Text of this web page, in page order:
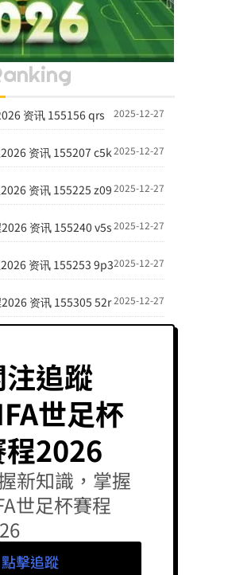
资讯 155156 qrs 2025-12-27
资讯 155207 c5k2025-12-27
资讯 155225 z092025-12-27
资讯 155240 v5s2025-12-27
资讯 155253 9p32025-12-27
资讯 155305 52r2025-12-27
注追蹤
世足杯
程2026
新知識，掌握
世足杯賽程
點擊追蹤